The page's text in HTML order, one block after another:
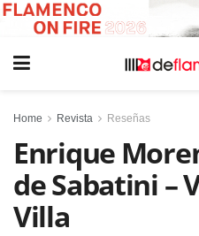
Home Revista Reseñas
Enrique
de Sabatini –
Villa